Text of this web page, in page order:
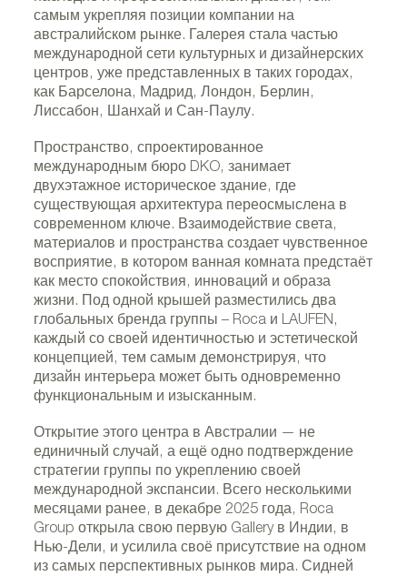
Roca Gallery в Сиднее, Австралия. Фото
самым укрепляя позиции компании на
австралийском рынке. Галерея стала частью
международной сети культурных и дизайнерских
центров, уже представленных в таких городах,
как Барселона, Мадрид, Лондон, Берлин,
Лиссабон, Шанхай и Сан-Паулу.
Пространство, спроектированное
международным бюро DKO, занимает
двухэтажное историческое здание, где
существующая архитектура переосмыслена в
современном ключе. Взаимодействие света,
материалов и пространства создает чувственное
восприятие, в котором ванная комната предстаёт
как место спокойствия, инноваций и образа
жизни. Под одной крышей разместились два
глобальных бренда группы – Roca и LAUFEN,
каждый со своей идентичностью и эстетической
концепцией, тем самым демонстрируя, что
дизайн интерьера может быть одновременно
функциональным и изысканным.
Открытие этого центра в Австралии — не
единичный случай, а ещё одно подтверждение
стратегии группы по укреплению своей
международной экспансии. Всего несколькими
месяцами ранее, в декабре 2025 года, Roca
Group открыла свою первую Gallery в Индии, в
Нью-Дели, и усилила своё присутствие на одном
из самых перспективных рынков мира. Сидней